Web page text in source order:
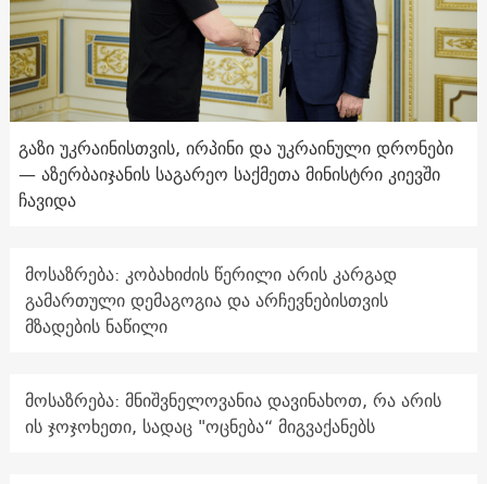
გაზი უკრაინისთვის, ირპინი და უკრაინული დრონები
— აზერბაიჯანის საგარეო საქმეთა მინისტრი კიევში
ჩავიდა
მოსაზრება: კობახიძის წერილი არის კარგად
გამართული დემაგოგია და არჩევნებისთვის
მზადების ნაწილი
მოსაზრება: მნიშვნელოვანია დავინახოთ, რა არის
ის ჯოჯოხეთი, სადაც "ოცნება“ მიგვაქანებს